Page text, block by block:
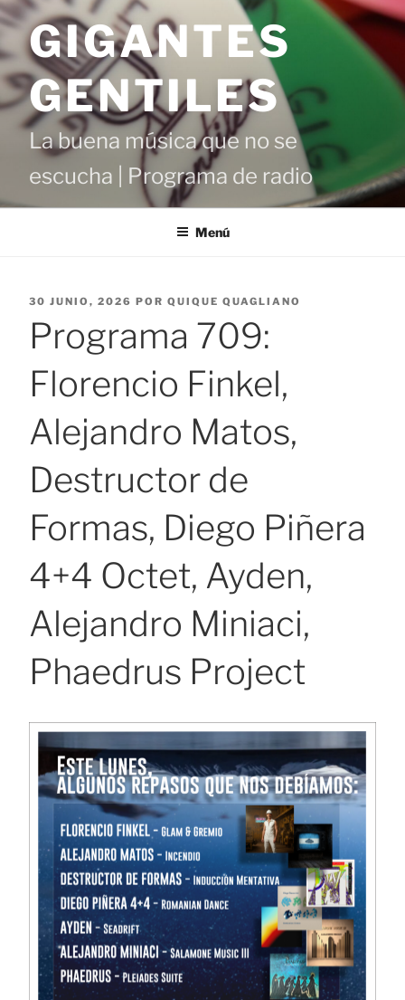
Saltar
contenido
GIGANTES
GENTILES
La buena música que no se
escucha | Programa de radio
Menú
PUBLICADO
30 JUNIO, 2026 POR QUIQUE QUAGLIANO
Programa 709:
Florencio Finkel,
Alejandro Matos,
Destructor de
Formas, Diego Piñera
4+4 Octet, Ayden,
Alejandro Miniaci,
Phaedrus Project